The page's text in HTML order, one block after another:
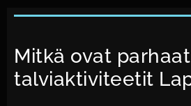
Mitkä ovat parhaat
talviaktiviteetit